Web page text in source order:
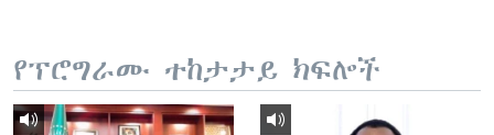
የፕሮግራሙ ተከታታይ ክፍሎች